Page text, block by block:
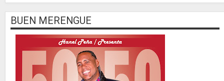
BUEN MERENGUE